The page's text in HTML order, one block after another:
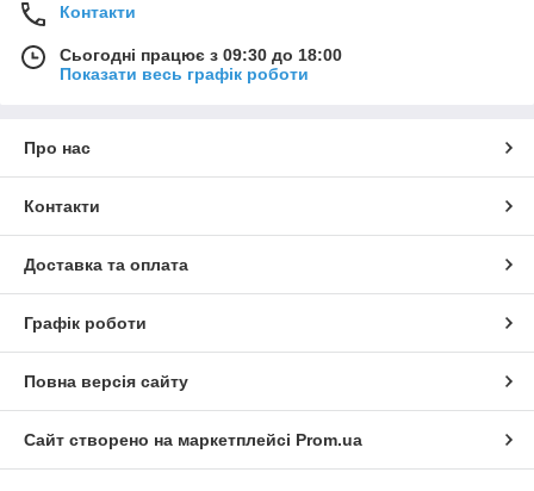
Контакти
Сьогодні працює з 09:30 до 18:00
Показати весь графік роботи
Про нас
Контакти
Доставка та оплата
Графік роботи
Повна версія сайту
Сайт створено на маркетплейсі Prom.ua